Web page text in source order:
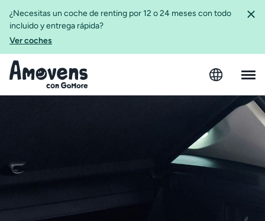
¿Necesitas un coche de renting por 12 o 24 meses con todo
incluido y entrega rápida?
Ver coches